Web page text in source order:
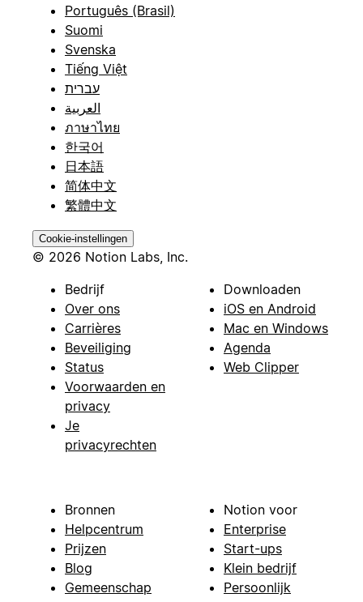
Português (Brasil)
Suomi
Svenska
Tiếng Việt
עברית
العربية
ภาษาไทย
한국어
日本語
简体中文
繁體中文
Cookie-instellingen
© 2026 Notion Labs, Inc.
Bedrijf
Over ons
Carrières
Beveiliging
Status
Voorwaarden en
privacy
Je
privacyrechten
Downloaden
iOS en Android
Mac en Windows
Agenda
Web Clipper
Bronnen
Helpcentrum
Prijzen
Blog
Gemeenschap
Notion voor
Enterprise
Start-ups
Klein bedrijf
Persoonlijk